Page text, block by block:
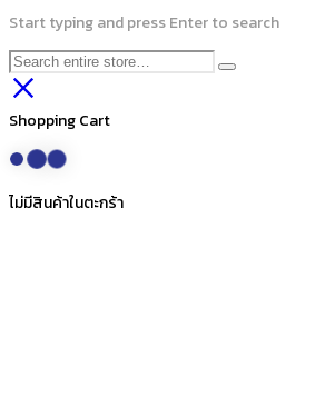
Start typing and press Enter to search
Shopping Cart
ไม่มีสินค้าในตะกร้า